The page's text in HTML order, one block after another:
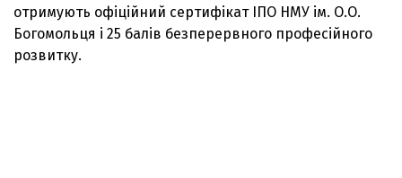
отримують офіційний сертифікат ІПО НМУ ім. О.О.
Богомольця і 25 балів безперервного професійного
розвитку.